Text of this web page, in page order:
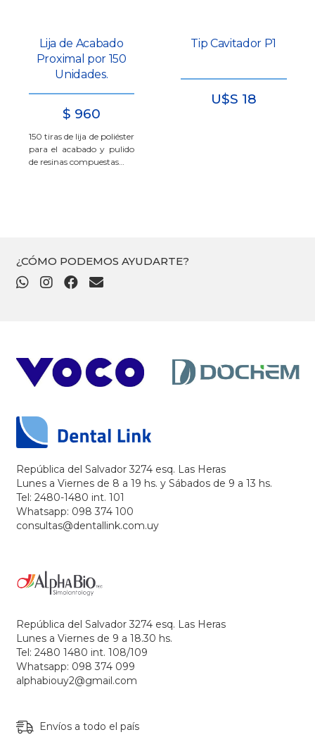
Lija de Acabado
Proximal por 150
Unidades.
$ 960
150 tiras de lija de poliéster
para el acabado y pulido
de resinas compuestas…
Tip Cavitador P1
U$S 18
¿CÓMO PODEMOS AYUDARTE?
República del Salvador 3274 esq. Las Heras
Lunes a Viernes de 8 a 19 hs. y Sábados de 9 a 13 hs.
Tel: 2480-1480 int. 101
Whatsapp: 098 374 100
consultas@dentallink.com.uy
República del Salvador 3274 esq. Las Heras
Lunes a Viernes de 9 a 18.30 hs.
Tel: 2480 1480 int. 108/109
Whatsapp: 098 374 099
alphabiouy2@gmail.com
Envíos a todo el país